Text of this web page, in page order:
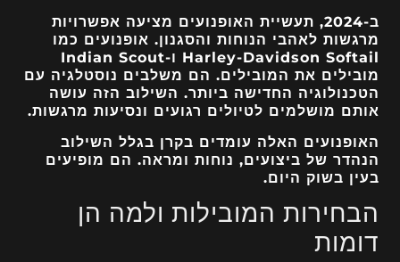
ב-2024, תעשיית האופנועים מציעה אפשרויות
מרגשות לאהבי הנוחות והסגנון. אופנועים כמו
Harley-Davidson Softail ו-Indian Scout
מובילים את המובילים. הם משלבים נוסטלגיה עם
הטכנולוגיה החדישה ביותר. השילוב הזה עושה
אותם מושלמים לטיולים רגועים ונסיעות מרגשות.
האופנועים האלה עומדים בקרן בגלל השילוב
הנהדר של ביצועים, נוחות ומראה. הם מופיעים
בעין בשוק היום.
הבחירות המובילות ולמה הן
דומות